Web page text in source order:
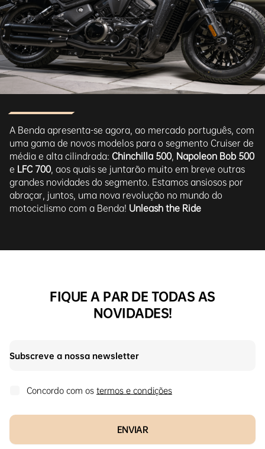
A Benda apresenta-se agora, ao mercado português, com
uma gama de novos modelos para o segmento Cruiser de
média e alta cilindrada: Chinchilla 500, Napoleon Bob 500
e LFC 700, aos quais se juntarão muito em breve outras
grandes novidades do segmento. Estamos ansiosos por
abraçar, juntos, uma nova revolução no mundo do
motociclismo com a Benda! Unleash the Ride
FIQUE A PAR DE TODAS AS
NOVIDADES!
Concordo com os termos e condições
ENVIAR